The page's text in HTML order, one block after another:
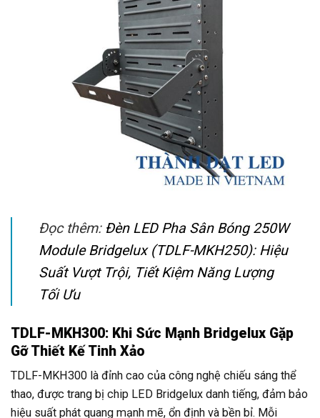
Đọc thêm: Đèn LED Pha Sân Bóng 250W
Module Bridgelux (TDLF-MKH250): Hiệu
Suất Vượt Trội, Tiết Kiệm Năng Lượng
Tối Ưu
TDLF-MKH300: Khi Sức Mạnh Bridgelux Gặp
Gỡ Thiết Kế Tinh Xảo
TDLF-MKH300 là đỉnh cao của công nghệ chiếu sáng thể
thao, được trang bị chip LED Bridgelux danh tiếng, đảm bảo
hiệu suất phát quang mạnh mẽ, ổn định và bền bỉ. Mỗi